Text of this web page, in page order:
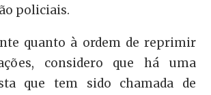
policiais.
quanto à ordem de reprimir
considero que há uma
que tem sido chamada de